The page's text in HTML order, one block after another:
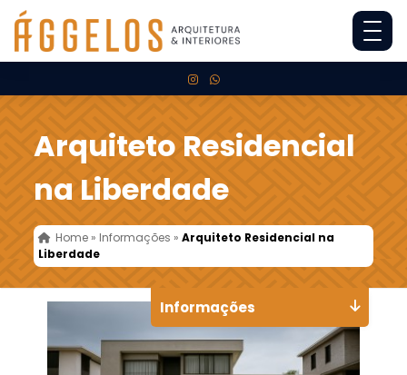
Arquiteto Residencial
na Liberdade
Home » Informações »Arquiteto Residencial na
Liberdade
Informações